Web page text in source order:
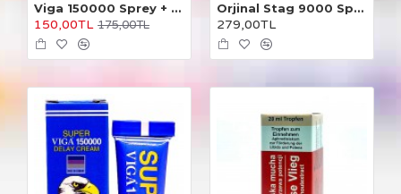
Viga 150000 Sprey + Krem 2'li
150,00TL 175,00TL
Orjinal Stag 9000 Sprey
279,00TL